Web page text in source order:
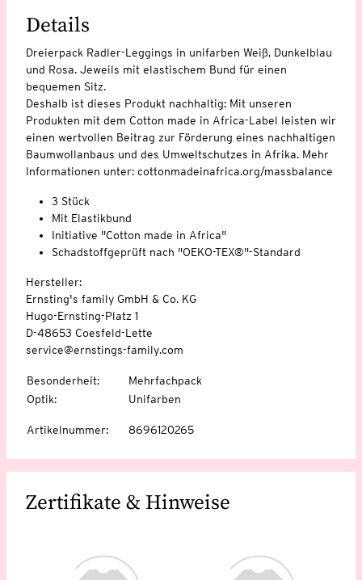
Details
Dreierpack Radler-Leggings in unifarben Weiß, Dunkelblau
und Rosa. Jeweils mit elastischem Bund für einen
bequemen Sitz.
Deshalb ist dieses Produkt nachhaltig: Mit unseren
Produkten mit dem Cotton made in Africa-Label leisten wir
einen wertvollen Beitrag zur Förderung eines nachhaltigen
Baumwollanbaus und des Umweltschutzes in Afrika. Mehr
Informationen unter: cottonmadeinafrica.org/massbalance
3 Stück
Mit Elastikbund
Initiative "Cotton made in Africa"
Schadstoffgeprüft nach "OEKO-TEX®"-Standard
Hersteller:
Ernsting's family GmbH & Co. KG
Hugo-Ernsting-Platz 1
D-48653 Coesfeld-Lette
service@ernstings-family.com
Besonderheit:
Mehrfachpack
Optik: Unifarben
Artikelnummer: 8696120265
Zertifikate & Hinweise